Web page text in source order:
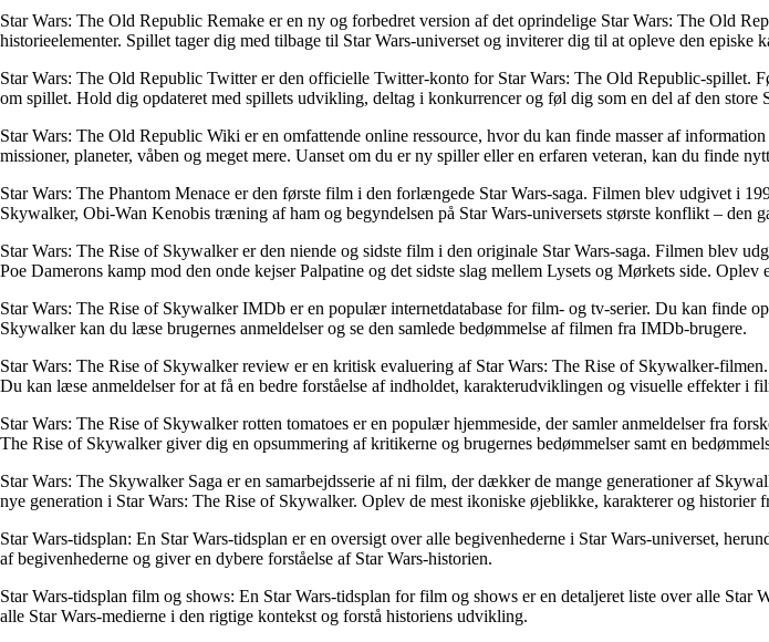
Star Wars: The Old Republic Remake er en ny og forbedret version af det oprindelige Star Wars: The Old
historieelementer. Spillet tager dig med tilbage til Star Wars-universet og inviterer dig til at opleve den episke
Star Wars: The Old Republic Twitter er den officielle Twitter-konto for Star Wars: The Old Republic-spillet.
om spillet. Hold dig opdateret med spillets udvikling, deltag i konkurrencer og føl dig som en del af den store
Star Wars: The Old Republic Wiki er en omfattende online ressource, hvor du kan finde masser af
missioner, planeter, våben og meget mere. Uanset om du er ny spiller eller en erfaren veteran, kan du finde
Star Wars: The Phantom Menace er den første film i den forlængede Star Wars-saga. Filmen blev udgivet i
Skywalker, Obi-Wan Kenobis træning af ham og begyndelsen på Star Wars-universets største konflikt – den
Star Wars: The Rise of Skywalker er den niende og sidste film i den originale Star Wars-saga. Filmen
Poe Damerons kamp mod den onde kejser Palpatine og det sidste slag mellem Lysets og Mørkets side.
Star Wars: The Rise of Skywalker IMDb er en populær internetdatabase for film- og tv-serier. Du kan finde
Skywalker kan du læse brugernes anmeldelser og se den samlede bedømmelse af filmen fra IMDb-brugere.
Star Wars: The Rise of Skywalker review er en kritisk evaluering af Star Wars: The Rise of Skywalker-
Du kan læse anmeldelser for at få en bedre forståelse af indholdet, karakterudviklingen og visuelle effekter i
Star Wars: The Rise of Skywalker rotten tomatoes er en populær hjemmeside, der samler anmeldelser fra
The Rise of Skywalker giver dig en opsummering af kritikerne og brugernes bedømmelser samt en
Star Wars: The Skywalker Saga er en samarbejdsserie af ni film, der dækker de mange generationer af
nye generation i Star Wars: The Rise of Skywalker. Oplev de mest ikoniske øjeblikke, karakterer og historier
Star Wars-tidsplan: En Star Wars-tidsplan er en oversigt over alle begivenhederne i Star Wars-universet,
af begivenhederne og giver en dybere forståelse af Star Wars-historien.
Star Wars-tidsplan film og shows: En Star Wars-tidsplan for film og shows er en detaljeret liste over alle
alle Star Wars-medierne i den rigtige kontekst og forstå historiens udvikling.